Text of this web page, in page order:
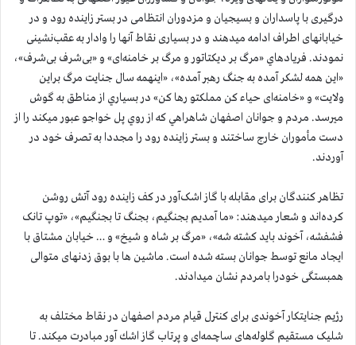
درگیری با پاسداران و بسيجيان و مزدوران انتظامی در بستر زاینده رود و در
خیابانهای اطراف ادامه ميدهند و در بسیاری نقاط آنها را وادار به عقب‌نشینی
نمودند. فريادهاي «مرگ بر دیکتاتور و مرگ بر خامنه‌ای» و «بی‌شرف بی‌شرف»،
«اين همه لشكر آمده به جنگ رهبر آمده»، «اینهمه سال جنایت مرگ براین
ولایت» و «خامنه‌ای حیاء کن مملکتو رها کن» در بسياري از مناطق به گوش
ميرسد. مردم و جوانان اصفهان شاهراهي كه از روي پل خواجو عبور ميكند را از
دست مأموران خارج ساختند و بستر زاينده رود را مجددا به تصرف خود در
آوردند.
تظاهر کنندگان برای مقابله با گاز اشک‌آور در کف زاینده رود آتش روشن
کرده‌اند و شعار میدهند: «ما آمدیم بجنگیم، بجنگ تا بجنگیم»، «توپ تانک
فشفشه، آخوند باید کشته شه»، «مرگ بر شاه و شیخ» و … خیابان مشتاق با
ايجاد مانع توسط جوانان بسته شده است. ماشین ها با بوق زدنهای متوالی
همبستگی خودرا بامردم نشان میدادند.
رژیم جنایتکار آخوندی برای کنترل قیام مردم اصفهان در نقاط مختلف به
شلیک مستقیم گلوله‌های ساچمه‌ای و پرتاب گاز اشك آور مبادرت ميكند. تا